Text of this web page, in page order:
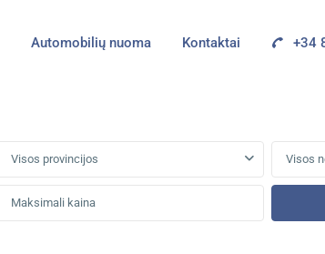
Automobilių nuoma Kontaktai +34
Visos provincijos Visos